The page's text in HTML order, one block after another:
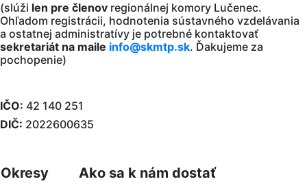
(slúži len pre členov regionálnej komory Lučenec.
Ohľadom registrácii, hodnotenia sústavného vzdelávania
a ostatnej administratívy je potrebné kontaktovať
sekretariát na maile info@skmtp.sk. Ďakujeme za
pochopenie)
IČO: 42 140 251
DIČ: 2022600635
Okresy Ako sa k nám dostať